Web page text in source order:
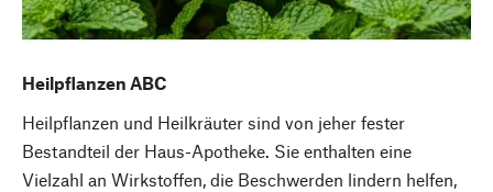
Heilpflanzen ABC
Heilpflanzen und Heilkräuter sind von jeher fester
Bestandteil der Haus-Apotheke. Sie enthalten eine
Vielzahl an Wirkstoffen, die Beschwerden lindern helfen,